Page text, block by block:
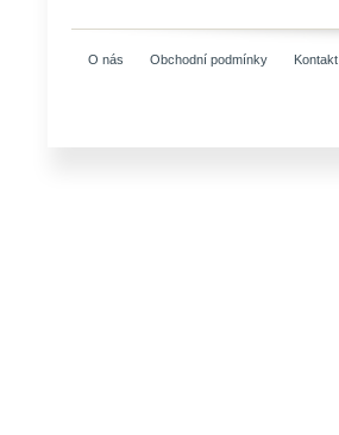
O nás Obchodní podmínky Kontakt